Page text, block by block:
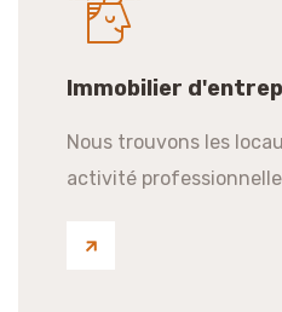
Immobilier
Nous trouvons les
activité